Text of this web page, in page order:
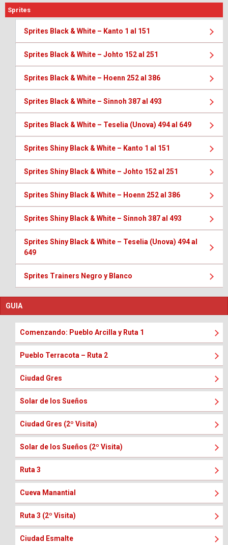
Sprites
Sprites Black & White – Kanto 1 al 151
Sprites Black & White – Johto 152 al 251
Sprites Black & White – Hoenn 252 al 386
Sprites Black & White – Sinnoh 387 al 493
Sprites Black & White – Teselia (Unova) 494 al 649
Sprites Shiny Black & White – Kanto 1 al 151
Sprites Shiny Black & White – Johto 152 al 251
Sprites Shiny Black & White – Hoenn 252 al 386
Sprites Shiny Black & White – Sinnoh 387 al 493
Sprites Shiny Black & White – Teselia (Unova) 494 al
649
Sprites Trainers Negro y Blanco
GUIA
Comenzando: Pueblo Arcilla y Ruta 1
Pueblo Terracota – Ruta 2
Ciudad Gres
Solar de los Sueños
Ciudad Gres (2º Visita)
Solar de los Sueños (2º Visita)
Ruta 3
Cueva Manantial
Ruta 3 (2º Visita)
Ciudad Esmalte